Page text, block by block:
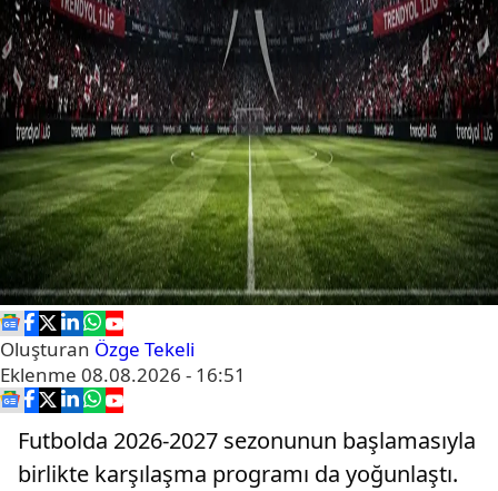
Oluşturan Özge Tekeli
Eklenme 08.08.2026 - 16:51
Futbolda 2026-2027 sezonunun başlamasıyla
birlikte karşılaşma programı da yoğunlaştı.